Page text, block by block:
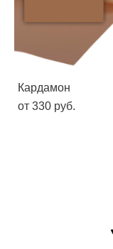
Кардамон
от 330 pуб.